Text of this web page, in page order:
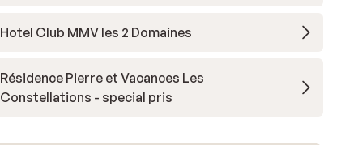
Hotel Club MMV les 2 Domaines
Résidence Pierre et Vacances Les
Constellations - special pris